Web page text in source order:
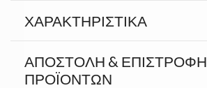
ΧΑΡΑΚΤΗΡΙΣΤΙΚΆ
ΑΠΟΣΤΟΛΉ & ΕΠΙΣΤΡΟΦΉ
ΠΡΟΪΟΝΤΩΝ